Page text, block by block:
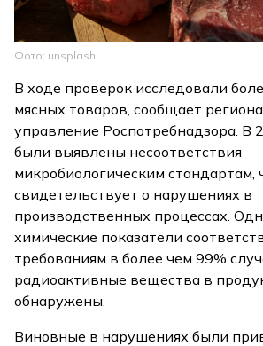
Фото: unsplash
В ходе проверок исследовали
мясных товаров, сообщает
управление Роспотребнадзора. В
были выявлены несоответствия
микробиологическим стандартам,
свидетельствует о нарушениях в
производственных процессах.
химические показатели
требованиям в более чем 99%
радиоактивные вещества в
обнаружены.
Виновные в нарушениях были